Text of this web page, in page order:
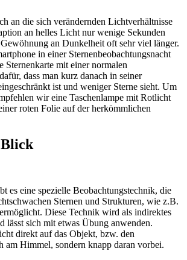
an die sich verändernden Lichtverhältnisse
an helles Licht nur wenige Sekunden
an Dunkelheit oft sehr viel länger.
in einer Sternenbeobachtungsnacht
Sternenkarte mit einer normalen
dass man kurz danach in seiner
ist und weniger Sterne sieht. Um
wir eine Taschenlampe mit Rotlicht
roten Folie auf der herkömmlichen
es eine spezielle Beobachtungstechnik, die
Sternen und Strukturen, wie z.B.
Diese Technik wird als indirektes
lässt sich mit etwas Übung anwenden.
direkt auf das Objekt, bzw. den
am Himmel, sondern knapp daran vorbei.